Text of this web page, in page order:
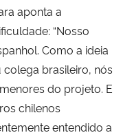
aponta a
“Nosso
Como a ideia
brasileiro, nós
do projeto. E
chilenos
entendido a